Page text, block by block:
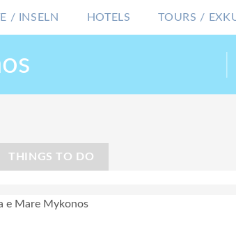
/ INSELN HOTELS TOURS /
THINGS TO DO